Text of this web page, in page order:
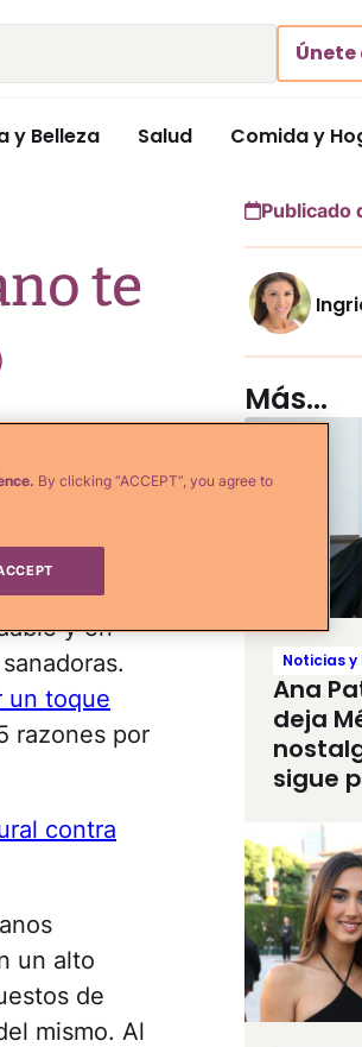
y Belleza Salud Comida y
te
peso es
las
y en
un toque
razones por
contra
un alto
de
mismo. Al
Publicado
Más...
Noticias
Ana
deja
sigue
By clicking “ACCEPT”, you agree to